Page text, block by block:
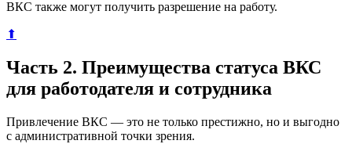
ВКС также могут получить разрешение на работу.
⬆
Часть 2. Преимущества статуса ВКС
для работодателя и сотрудника
Привлечение ВКС — это не только престижно, но и выгодно
с административной точки зрения.